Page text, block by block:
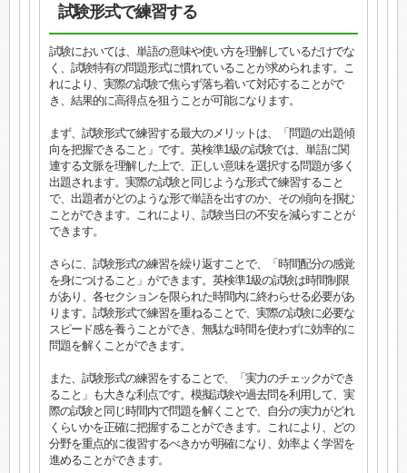
試験形式で練習する
試験においては、単語の意味や使い方を理解しているだけでな
く、試験特有の問題形式に慣れていることが求められます。こ
れにより、実際の試験で焦らず落ち着いて対応することがで
き、結果的に高得点を狙うことが可能になります。
まず、試験形式で練習する最大のメリットは、「問題の出題傾
向を把握できること」です。英検準1級の試験では、単語に関
連する文脈を理解した上で、正しい意味を選択する問題が多く
出題されます。実際の試験と同じような形式で練習すること
で、出題者がどのような形で単語を出すのか、その傾向を掴む
ことができます。これにより、試験当日の不安を減らすことが
できます。
さらに、試験形式の練習を繰り返すことで、「時間配分の感覚
を身につけること」ができます。英検準1級の試験は時間制限
があり、各セクションを限られた時間内に終わらせる必要があ
ります。試験形式で練習を重ねることで、実際の試験に必要な
スピード感を養うことができ、無駄な時間を使わずに効率的に
問題を解くことができます。
また、試験形式の練習をすることで、「実力のチェックができ
ること」も大きな利点です。模擬試験や過去問を利用して、実
際の試験と同じ時間内で問題を解くことで、自分の実力がどれ
くらいかを正確に把握することができます。これにより、どの
分野を重点的に復習するべきかが明確になり、効率よく学習を
進めることができます。